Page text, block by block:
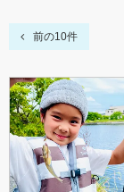
前の10件